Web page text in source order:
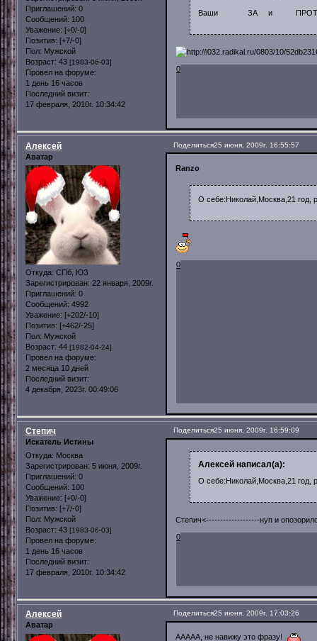
Приглашений: 0
Сообщений: 100
Уважение: [+0/-0]
Позитив: [+7/-0]
Пол: Мужской
Возраст: 43 [1983-06-03]
Провел на форуме:
1 день 16 часов
Последний визит:
17 февраля, 2010г. 10:34:42
Ваши ЗА и
0
Поделиться25 июня, 2009г. 16:55:57
Алексей
Аватар
Откуда: СПб, ЮЗ
Зарегистрирован: 22 января, 2009г.
Приглашений: 0
Сообщений: 4992
Уважение: [+202/-10]
Позитив: [+462/-25]
Пол: Мужской
Возраст: 44 [1982-04-24]
Провел на форуме:
2 месяца 10 дней
Последний визит:
4 декабря, 2023г. 00:49:06
Ranzo
О себе:Николай,Москва,21 год,
0
Поделиться25 июня, 2009г. 16:59:09
Степич
Искатель Истины
Откуда: Москва
Зарегистрирован: 5 июня, 2009г.
Приглашений: 0
Сообщений: 100
Уважение: [+0/-0]
Позитив: [+7/-0]
Пол: Мужской
Возраст: 43 [1983-06-03]
Провел на форуме:
1 день 16 часов
Последний визит:
17 февраля, 2010г. 10:34:42
Алексей написал(а):
О себе:Николай,Москва,21 год,
Степич<-------------------нуп и
0
Поделиться25 июня, 2009г. 17:03:26
Алексей
Аватар
ААААА, не навижу это фразу!